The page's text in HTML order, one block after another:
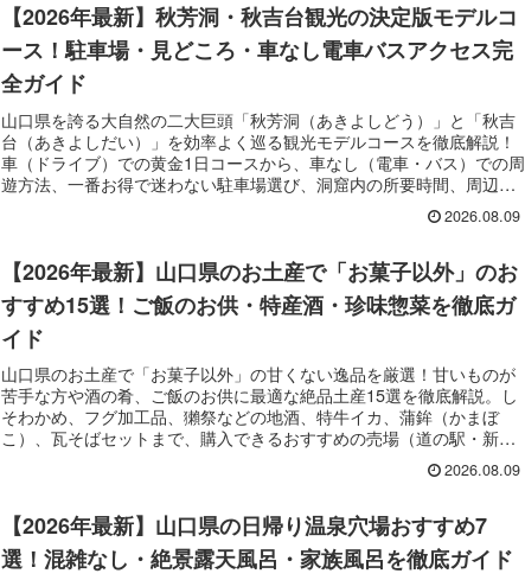
【2026年最新】秋芳洞・秋吉台観光の決定版モデルコ
ース！駐車場・見どころ・車なし電車バスアクセス完
全ガイド
山口県を誇る大自然の二大巨頭「秋芳洞（あきよしどう）」と「秋吉
台（あきよしだい）」を効率よく巡る観光モデルコースを徹底解説！
車（ドライブ）での黄金1日コースから、車なし（電車・バス）での周
遊方法、一番お得で迷わない駐車場選び、洞窟内の所要時間、周辺の
絶景ランチ（ニジマス・瓦そば）や別府弁天池への立ち寄り情報まで
2026.08.09
【2026年最新】山口県のお土産で「お菓子以外」のお
すすめ15選！ご飯のお供・特産酒・珍味惣菜を徹底ガ
イド
山口県のお土産で「お菓子以外」の甘くない逸品を厳選！甘いものが
苦手な方や酒の肴、ご飯のお供に最適な絶品土産15選を徹底解説。し
そわかめ、フグ加工品、獺祭などの地酒、特牛イカ、蒲鉾（かまぼ
こ）、瓦そばセットまで、購入できるおすすめの売場（道の駅・新山
2026.08.09
【2026年最新】山口県の日帰り温泉穴場おすすめ7
選！混雑なし・絶景露天風呂・家族風呂を徹底ガイド